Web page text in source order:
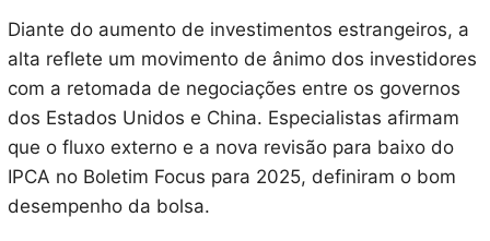
Diante do aumento de investimentos estrangeiros, a
alta reflete um movimento de ânimo dos investidores
com a retomada de negociações entre os governos
dos Estados Unidos e China. Especialistas afirmam
que o fluxo externo e a nova revisão para baixo do
IPCA no Boletim Focus para 2025, definiram o bom
desempenho da bolsa.